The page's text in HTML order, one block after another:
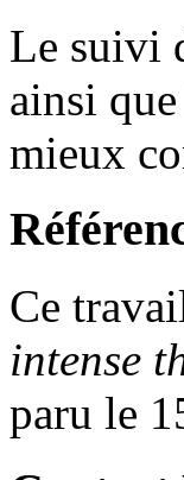
Le suivi
ainsi
mieux
Ce
intense
paru le